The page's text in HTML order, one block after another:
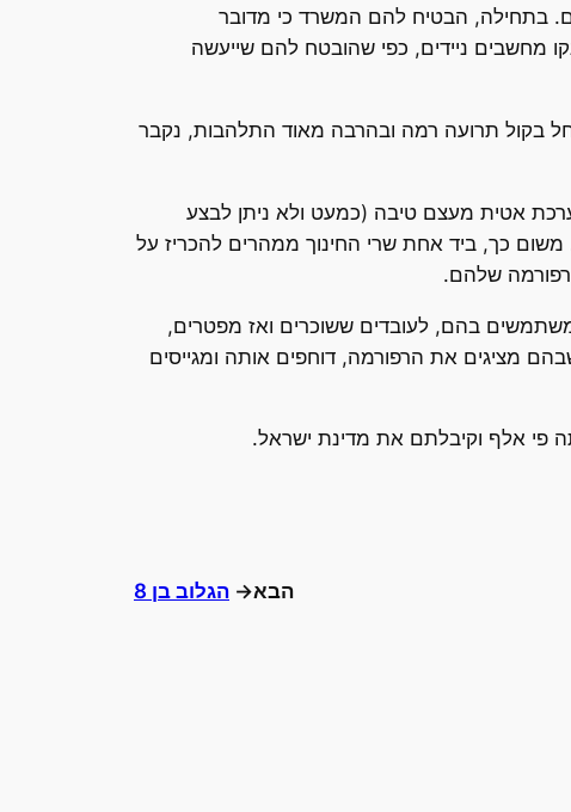
בתחילה, הבטיח להם המשרד כי מדובר
מחשבים ניידים, כפי שהובטח להם שייעשה
בקול תרועה רמה ובהרבה מאוד התלהבות, נקבר
אטית מעצם טיבה (כמעט ולא ניתן לבצע
כך, ביד אחת שרי החינוך ממהרים להכריז על
שלהם.
בהם, לעובדים ששוכרים ואז מפטרים,
מציגים את הרפורמה, דוחפים אותה ומגייסים
פי אלף וקיבלתם את מדינת ישראל.
הבא→ הגלוב בן 8